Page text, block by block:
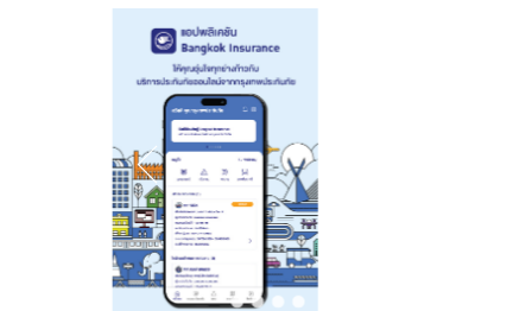
รับมือความไม่
แน่นอนเศรษฐกิจ
โลก